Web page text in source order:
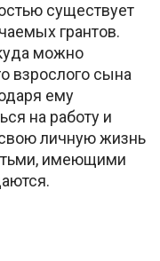
существует
грантов.
можно
взрослого сына
ему
на работу и
свою личную жизнь
имеющими